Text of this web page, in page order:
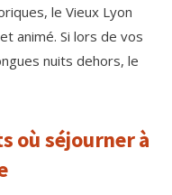
le Vieux Lyon
animé. Si lors de vos
nuits dehors, le
où séjourner à